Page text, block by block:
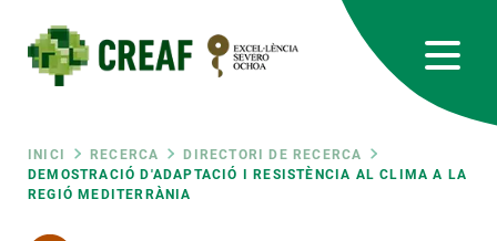
contingut
Fil
INICI RECERCA
DIRECTORI DE RECERCA
DEMOSTRACIÓ D'ADAPTACIÓ I RESISTÈNCIA AL CLIMA A LA
REGIÓ MEDITERRÀNIA
RRSS
Featured